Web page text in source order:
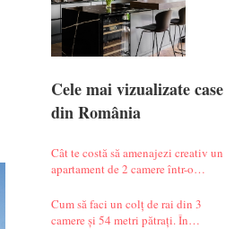
Cele mai vizualizate case
din România
Cât te costă să amenajezi creativ un
apartament de 2 camere într-o
Cum să faci un colț de rai din 3
camere și 54 metri pătrați. În